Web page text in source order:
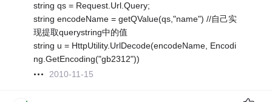
string qs = Request.Url.Query;
string encodeName = getQValue(qs,"name") //自己实
现提取querystring中的值
string u = HttpUtility.UrlDecode(encodeName, Encodi
ng.GetEncoding("gb2312"))
2010-11-15